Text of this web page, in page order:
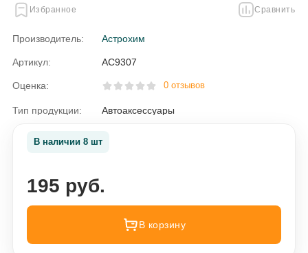
Избранное Сравнить
Производитель: Астрохим
Артикул: AC9307
Оценка: 0 отзывов
Тип продукции: Автоаксессуары
В наличии 8 шт
195 руб.
В корзину